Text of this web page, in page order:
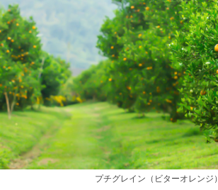
プチグレイン（ビターオレンジ）